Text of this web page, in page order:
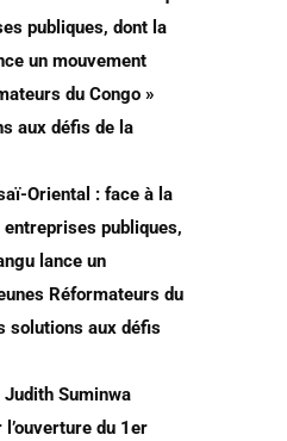
publiques, dont la
un mouvement
du Congo »
aux défis de la
Oriental : face à la
publiques,
lance un
Réformateurs du
solutions aux défis
Judith Suminwa
du 1er